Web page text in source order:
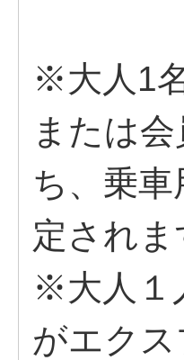
※大人1
または
ち、乗
定されま
※大人１
がエク